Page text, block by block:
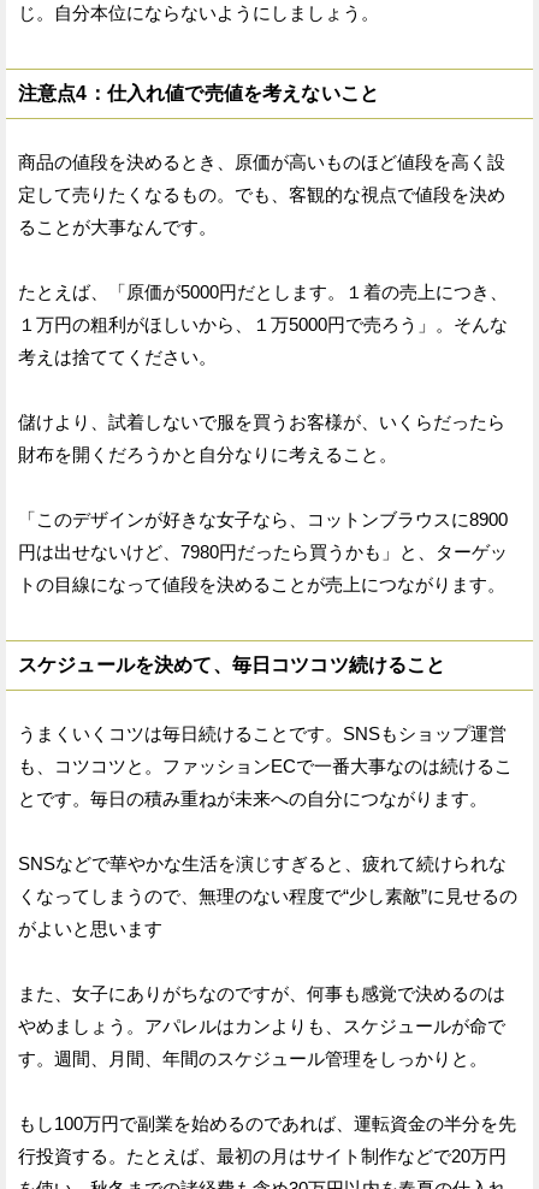
じ。自分本位にならないようにしましょう。
注意点4：仕入れ値で売値を考えないこと
商品の値段を決めるとき、原価が高いものほど値段を高く設
定して売りたくなるもの。でも、客観的な視点で値段を決め
ることが大事なんです。
たとえば、「原価が5000円だとします。１着の売上につき、
１万円の粗利がほしいから、１万5000円で売ろう」。そんな
考えは捨ててください。
儲けより、試着しないで服を買うお客様が、いくらだったら
財布を開くだろうかと自分なりに考えること。
「このデザインが好きな女子なら、コットンブラウスに8900
円は出せないけど、7980円だったら買うかも」と、ターゲッ
トの目線になって値段を決めることが売上につながります。
スケジュールを決めて、毎日コツコツ続けること
うまくいくコツは毎日続けることです。SNSもショップ運営
も、コツコツと。ファッションECで一番大事なのは続けるこ
とです。毎日の積み重ねが未来への自分につながります。
SNSなどで華やかな生活を演じすぎると、疲れて続けられな
くなってしまうので、無理のない程度で“少し素敵”に見せるの
がよいと思います
また、女子にありがちなのですが、何事も感覚で決めるのは
やめましょう。アパレルはカンよりも、スケジュールが命で
す。週間、月間、年間のスケジュール管理をしっかりと。
もし100万円で副業を始めるのであれば、運転資金の半分を先
行投資する。たとえば、最初の月はサイト制作などで20万円